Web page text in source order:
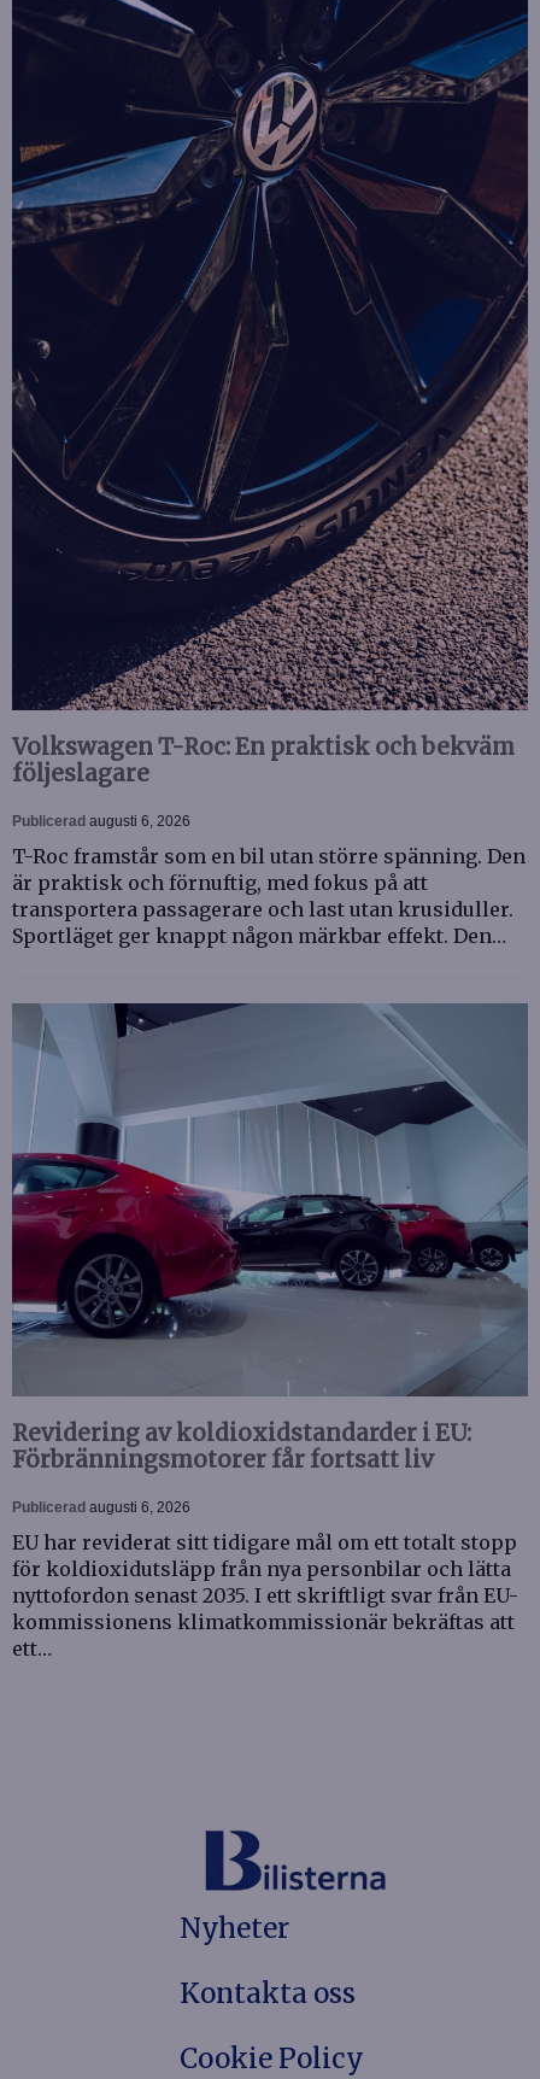
Volkswagen T-Roc: En praktisk och bekväm
följeslagare
Publicerad augusti 6, 2026
T-Roc framstår som en bil utan större spänning. Den
är praktisk och förnuftig, med fokus på att
transportera passagerare och last utan krusiduller.
Sportläget ger knappt någon märkbar effekt. Den…
Revidering av koldioxidstandarder i EU:
Förbränningsmotorer får fortsatt liv
Publicerad augusti 6, 2026
EU har reviderat sitt tidigare mål om ett totalt stopp
för koldioxidutsläpp från nya personbilar och lätta
nyttofordon senast 2035. I ett skriftligt svar från EU-
kommissionens klimatkommissionär bekräftas att
ett…
Nyheter
Kontakta oss
Cookie Policy